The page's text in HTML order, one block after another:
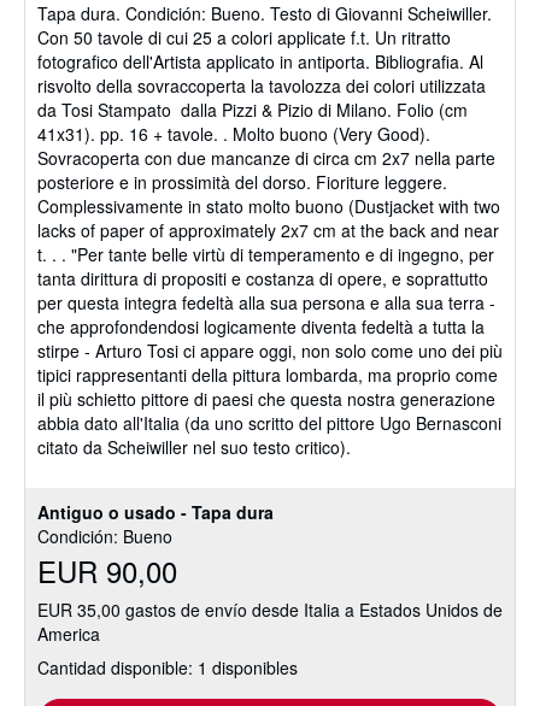
Antiguo o usado - Tapa dura
Condición: Bueno
EUR 90,00
EUR 35,00 gastos de envío desde Italia a Estados Unidos de
America
Cantidad disponible: 1 disponibles
5
de
5
estrellas
Tapa dura. Condición: Bueno. Testo di Giovanni Scheiwiller.
Con 50 tavole di cui 25 a colori applicate f.t. Un ritratto
fotografico dell'Artista applicato in antiporta. Bibliografia. Al
risvolto della sovraccoperta la tavolozza dei colori utilizzata
da Tosi Stampato dalla Pizzi & Pizio di Milano. Folio (cm
41x31). pp. 16 + tavole. . Molto buono (Very Good).
Sovracoperta con due mancanze di circa cm 2x7 nella parte
posteriore e in prossimità del dorso. Fioriture leggere.
Complessivamente in stato molto buono (Dustjacket with two
lacks of paper of approximately 2x7 cm at the back and near
t. . . "Per tante belle virtù di temperamento e di ingegno, per
tanta dirittura di propositi e costanza di opere, e soprattutto
per questa integra fedeltà alla sua persona e alla sua terra -
che approfondendosi logicamente diventa fedeltà a tutta la
stirpe - Arturo Tosi ci appare oggi, non solo come uno dei più
tipici rappresentanti della pittura lombarda, ma proprio come
il più schietto pittore di paesi che questa nostra generazione
abbia dato all'Italia (da uno scritto del pittore Ugo Bernasconi
citato da Scheiwiller nel suo testo critico).